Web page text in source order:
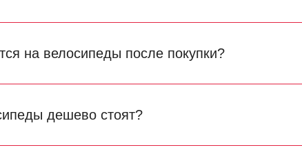
на велосипеды после покупки?
дешево стоят?